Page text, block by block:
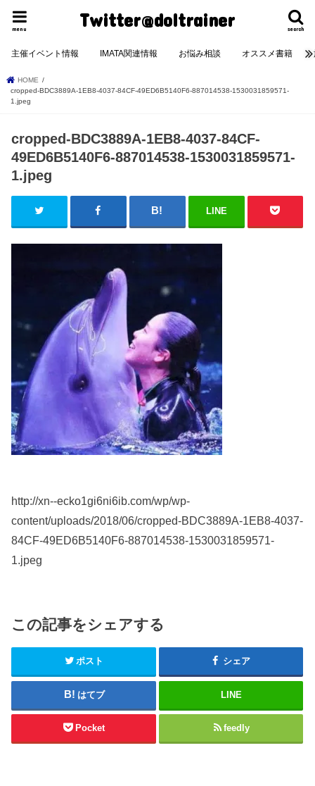
Twitter@doltrainer search
menu
主催イベント情報 IMATA関連情報 お悩み相談 オススメ書籍
HOME
cropped-BDC3889A-1EB8-4037-84CF-49ED6B5140F6-887014538-1530031859571-
1.jpeg
cropped-BDC3889A-1EB8-4037-84CF-
49ED6B5140F6-887014538-1530031859571-
1.jpeg
LINE
http://xn--ecko1gi6ni6ib.com/wp/wp-
content/uploads/2018/06/cropped-BDC3889A-1EB8-4037-
84CF-49ED6B5140F6-887014538-1530031859571-
1.jpeg
この記事をシェアする
ポスト シェア
はてブ LINE
Pocket feedly